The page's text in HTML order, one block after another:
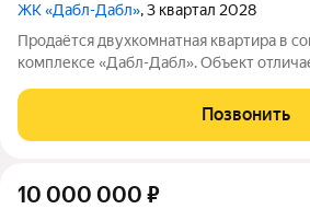
ЖК «Дабл-Дабл», 3 квартал 2028
Продаётся двухкомнатная квартира в
комплексе «Дабл-Дабл». Объект
более 18 кв. метров, две изолированные
метров, одна из которых
Позвонить
10 000 000 ₽